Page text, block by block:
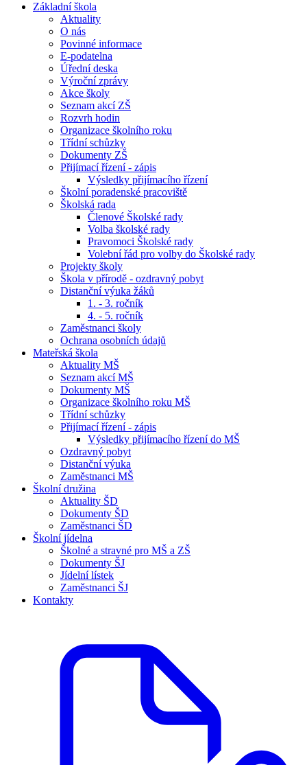
Základní škola
Aktuality
O nás
Povinné informace
E-podatelna
Úřední deska
Výroční zprávy
Akce školy
Seznam akcí ZŠ
Rozvrh hodin
Organizace školního roku
Třídní schůzky
Dokumenty ZŠ
Přijímací řízení - zápis
Výsledky přijímacího řízení
Školní poradenské pracoviště
Školská rada
Členové Školské rady
Volba školské rady
Pravomoci Školské rady
Volební řád pro volby do Školské rady
Projekty školy
Škola v přírodě - ozdravný pobyt
Distanční výuka žáků
1. - 3. ročník
4. - 5. ročník
Zaměstnanci školy
Ochrana osobních údajů
Mateřská škola
Aktuality MŠ
Seznam akcí MŠ
Dokumenty MŠ
Organizace školního roku MŠ
Třídní schůzky
Přijímací řízení - zápis
Výsledky přijímacího řízení do MŠ
Ozdravný pobyt
Distanční výuka
Zaměstnanci MŠ
Školní družina
Aktuality ŠD
Dokumenty ŠD
Zaměstnanci ŠD
Školní jídelna
Školné a stravné pro MŠ a ZŠ
Dokumenty ŠJ
Jídelní lístek
Zaměstnanci ŠJ
Kontakty